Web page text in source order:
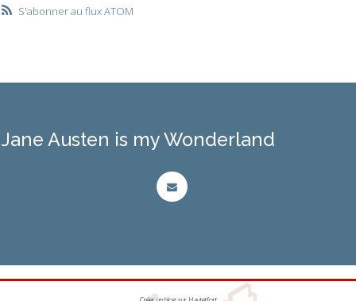
S'abonner au flux ATOM
Jane Austen is my Wonderland